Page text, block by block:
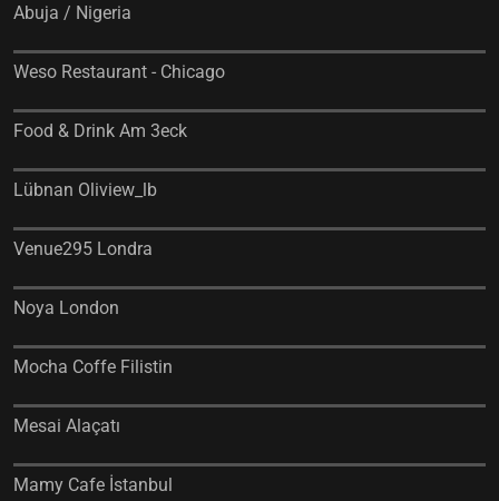
Abuja / Nigeria
Weso Restaurant - Chicago
Food & Drink Am 3eck
Lübnan Oliview_lb
Venue295 Londra
Noya London
Mocha Coffe Filistin
Mesai Alaçatı
Mamy Cafe İstanbul